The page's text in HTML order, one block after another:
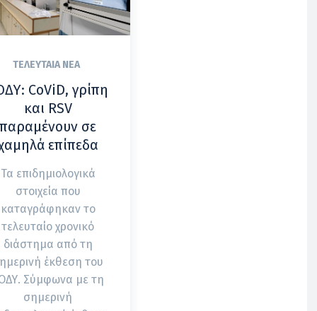
ΤΕΛΕΥΤΑΊΑ ΝΈΑ
CoViD, γρίπη
και RSV
παραμένουν σε
επίπεδα
Τα επιδημιολογικά
στοιχεία που
καταγράφηκαν το
τελευταίο χρονικό
διάστημα από τη
έκθεση του
με τη
σημερινή